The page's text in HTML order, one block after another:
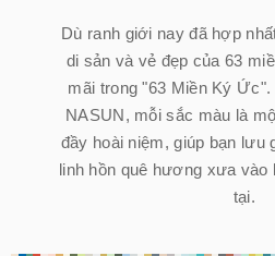
Dù ranh giới nay đã hợp
di sản và vẻ đẹp của 63
mãi trong "63 Miền Ký
NASUN, mỗi sắc màu là
đầy hoài niệm, giúp bạn lưu
linh hồn quê hương xưa vào
tại.